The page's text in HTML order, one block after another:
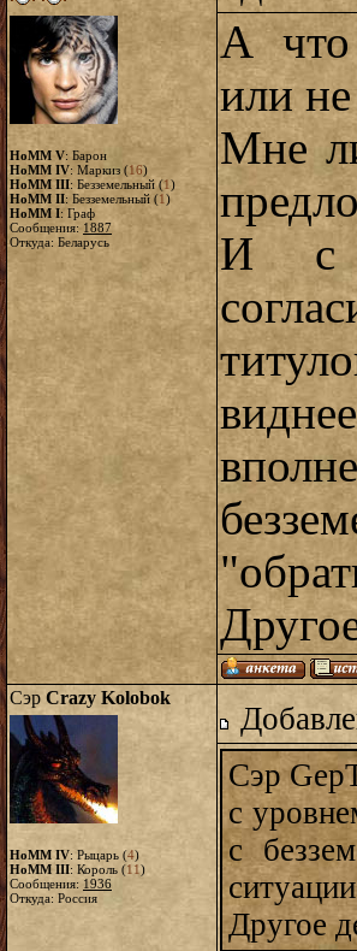
HoMM V: Барон
HoMM IV: Маркиз (16)
HoMM III: Безземельный (1)
HoMM II: Безземельный (1)
HoMM I: Граф
Сообщения: 1887
Откуда: Беларусь
А что
или
Мне
И с
Сэр Crazy Kolobok
HoMM IV: Рыцарь (4)
HoMM III: Король (11)
Сообщения:1936
Откуда: Россия
Сэр
с
с
Другое